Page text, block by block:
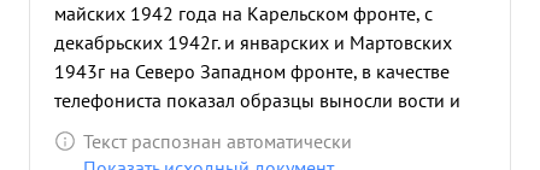
майских 1942 года на Карельском фронте, с
декабрьских 1942г. и январских и Мартовских
1943г на Северо Западном фронте, в качестве
телефониста показал образцы выносли вости и
смелости при исправлений телефоннокабельных
линий связи под артминометным и ружейно
Текст распознан автоматически